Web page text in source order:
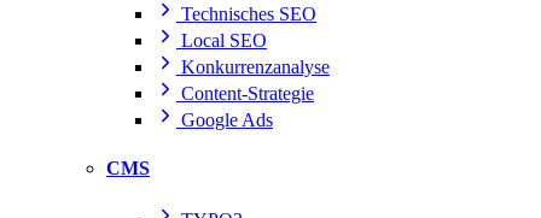
Technisches SEO
Local SEO
Konkurrenzanalyse
Content-Strategie
Google Ads
CMS